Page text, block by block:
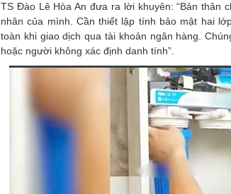
TS Đào Lê Hòa An đưa ra lời khuyên: “Bản thân
nhân của mình. Cần thiết lập tính bảo mật hai
toàn khi giao dịch qua tài khoản ngân hàng.
hoặc người không xác định danh tính”.